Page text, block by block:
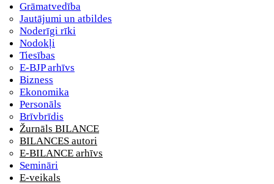
Grāmatvedība
Jautājumi un atbildes
Noderīgi rīki
Nodokļi
Tiesības
E-BJP arhīvs
Bizness
Ekonomika
Personāls
Brīvbrīdis
Žurnāls BILANCE
BILANCES autori
E-BILANCE arhīvs
Semināri
E-veikals